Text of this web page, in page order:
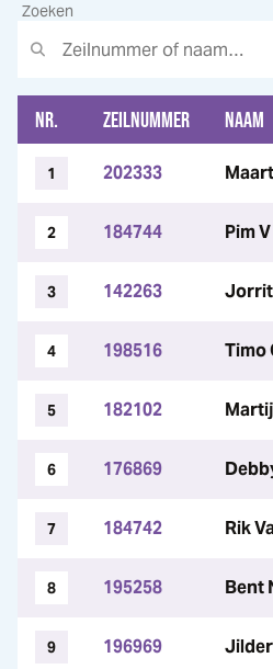
Zoeken
NR. ZEILNUMMER NAAM
1 202333
2 184744 Pim
3 142263 Jorrit
4 198516 Timo
5 182102
6 176869
7 184742 Rik
8 195258 Bent
9 196969